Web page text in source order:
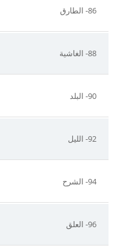
86- الطارق
88- الغاشية
90- البلد
92- الليل
94- الشرح
96- العلق